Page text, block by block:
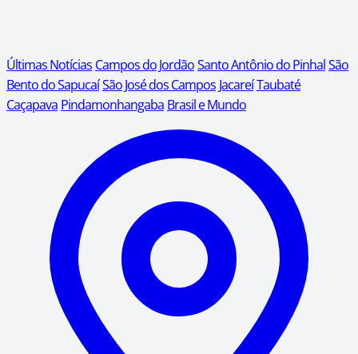
Últimas Notícias Campos do JordãoSanto Antônio do PinhalSão
Bento do SapucaíSão José dos Campos JacareíTaubaté
Caçapava Pindamonhangaba Brasil e Mundo